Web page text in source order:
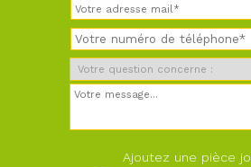
Ajoutez une pièce